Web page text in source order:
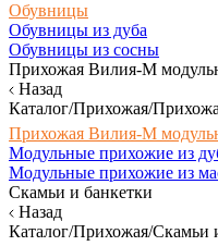
Обувницы
Обувницы из дуба
Обувницы из сосны
Прихожая Вилия-М
Назад
Каталог/Прихожая/
Прихожая Вилия-М
Модульные прихожие из
Модульные прихожие из
Скамьи и банкетки
Назад
Каталог/Прихожая/Скамьи